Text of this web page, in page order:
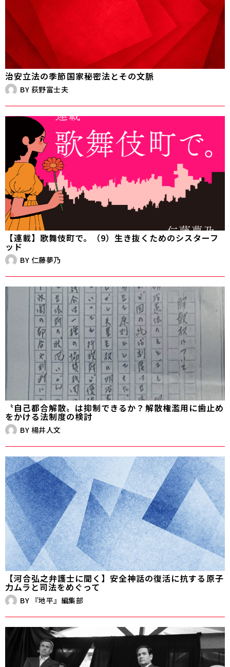
治安立法の季節――国家秘密法とその文脈
BY 荻野富士夫
【連載】歌舞伎町で。（9）生き抜くためのシスターフ
ッド
BY 仁藤夢乃
〝自己都合解散〟は抑制できるか？――解散権濫用に歯止め
をかける法制度の検討
BY 楊井人文
【河合弘之弁護士に聞く】安全神話の復活に抗する――原子
力ムラと司法をめぐって
BY 『地平』編集部